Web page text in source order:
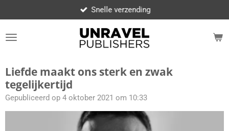
direct
naar
de
Snelle verzending
Liefde maakt ons sterk en zwak
tegelijkertijd
Gepubliceerd op 4 oktober 2021 om 10:33